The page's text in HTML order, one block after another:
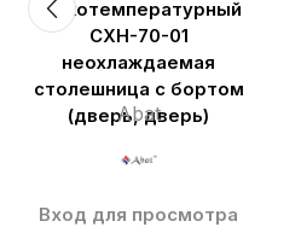
низкотемпературный
СХН-70-01
неохлаждаемая
столешница с бортом
(дверь, дверь)
Abat
Вход для просмотра